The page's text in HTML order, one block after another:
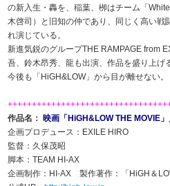
の新入生・轟を、稲葉、栁はチーム「
木啓司）と旧知の仲であり、同じく高い戦
れ演じている。
新進気鋭のグループTHE RAMPAGE from
吾、鈴木昂秀、龍も出演、作品を盛り上げ
今後も「HiGH&LOW」から目が離せない。
作品名：映画「HiGH&LOW THE MOVIE
企画プロデュース：EXILE HIRO
監督：久保茂昭
脚本：TEAM HI-AX
企画制作：HI-AX 製作著作：「HiGH＆